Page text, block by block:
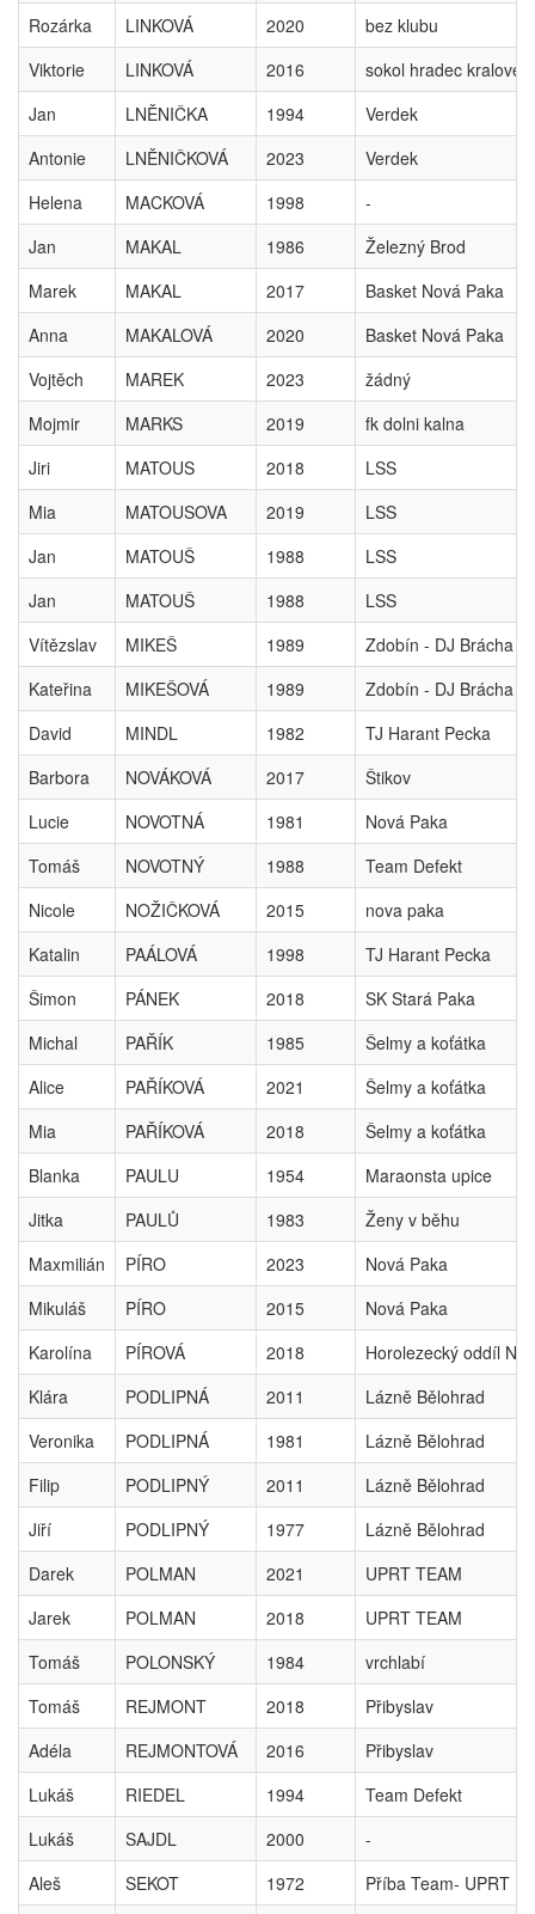
Rozárka LINKOVÁ 2020
bez klubu
Viktorie
LINKOVÁ 2016
sokol hradec kralove
Jan
LNĚNIČKA 1994
Verdek
Antonie
LNĚNIČKOVÁ 2023
Verdek
Helena
MACKOVÁ 1998
-
Jan
MAKAL 1986
Železný Brod
Marek
MAKAL 2017
Basket Nová Paka
Anna
MAKALOVÁ 2020
Basket Nová Paka
Vojtěch
MAREK 2023
žádný
Mojmir
MARKS 2019
fk dolni kalna
Jiri
MATOUS 2018
LSS
Mia
MATOUSOVA 2019
LSS
Jan
MATOUŠ 1988
LSS
Jan
MATOUŠ 1988
LSS
Vítězslav
MIKEŠ 1989
Zdobín - DJ Brácha
Kateřina
MIKEŠOVÁ 1989
Zdobín - DJ Brácha
David
MINDL 1982
TJ Harant Pecka
Barbora
NOVÁKOVÁ 2017
Štikov
Lucie
NOVOTNÁ 1981
Nová Paka
Tomáš
NOVOTNÝ 1988
Team Defekt
Nicole
NOŽIČKOVÁ 2015
nova paka
Katalin
PAÁLOVÁ 1998
TJ Harant Pecka
Šimon
PÁNEK 2018
SK Stará Paka
Michal
PAŘÍK 1985
Šelmy a koťátka
Alice
PAŘÍKOVÁ 2021
Šelmy a koťátka
Mia
PAŘÍKOVÁ 2018
Šelmy a koťátka
Blanka
PAULU 1954
Maraonsta upice
Jitka
PAULŮ 1983
Ženy v běhu
Maxmilián
PÍRO 2023
Nová Paka
Mikuláš
PÍRO 2015
Nová Paka
Karolína
PÍROVÁ 2018
Horolezecký oddíl
Klára
PODLIPNÁ 2011
Lázně Bělohrad
Veronika
PODLIPNÁ 1981
Lázně Bělohrad
Filip
PODLIPNÝ 2011
Lázně Bělohrad
Jiří
PODLIPNÝ 1977
Lázně Bělohrad
Darek
POLMAN 2021
UPRT TEAM
Jarek
POLMAN 2018
UPRT TEAM
Tomáš
POLONSKÝ 1984
vrchlabí
Tomáš
REJMONT 2018
Přibyslav
Adéla
REJMONTOVÁ 2016
Přibyslav
Lukáš
RIEDEL 1994
Team Defekt
Lukáš
SAJDL 2000
-
Aleš
SEKOT 1972
Příba Team- UPRT